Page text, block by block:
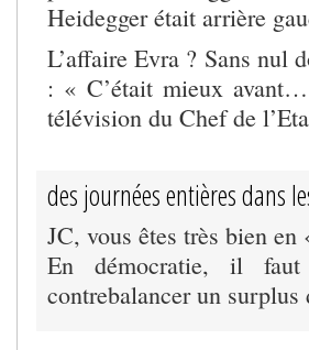
Heidegger était arrière
L’affaire Evra ? Sans nul
: « C’était mieux
télévision du Chef de
des journées entières dans
JC, vous êtes très bien
En démocratie, il
contrebalancer un surplus